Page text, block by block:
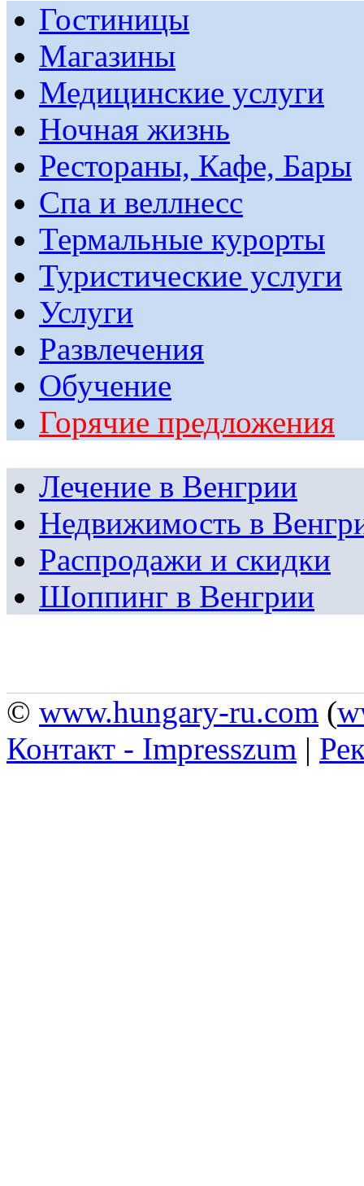
Гостиницы
Магазины
Медицинские услуги
Ночная жизнь
Рестораны, Кафе, Бары
Спа и веллнесс
Термальные курорты
Туристические услуги
Услуги
Развлечения
Обучение
Горячие предложения
Лечение в Венгрии
Недвижимость в
Распродажи и скидки
Шоппинг в Венгрии
© www.hungary-ru.com (
Контакт - Impresszum |